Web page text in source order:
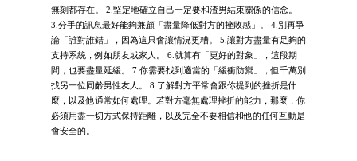
無刻都存在。 2.堅定地確立自己一定要和渣男結束關係的信念。
3.分手的訊息最好能夠兼顧「盡量降低對方的挫敗感」。 4.別再爭
論「誰對誰錯」，因為這只會讓情況更糟。 5.讓對方盡量有足夠的
支持系統，例如朋友或家人。 6.就算有「更好的對象」，這段期
間，也要盡量延緩。 7.你需要找到適當的「緩衝防禦」，但千萬別
找另一位同齡男性友人。 8.了解對方平常會跟你提到的挫折是什
麼，以及他通常如何處理。若對方毫無處理挫折的能力，那麼，你
必須用盡一切方式保持距離，以及完全不要相信和他的任何互動是
會安全的。